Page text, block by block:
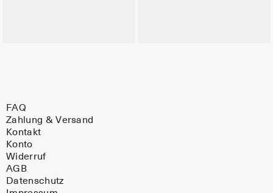
FAQ
Zahlung & Versand
Kontakt
Konto
Widerruf
AGB
Datenschutz